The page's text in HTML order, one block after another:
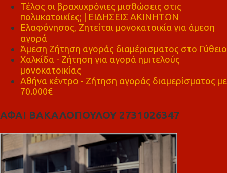
Τέλος οι βραχυχρόνιες μισθώσεις στις
πολυκατοικίες; | ΕΙΔΗΣΕΙΣ ΑΚΙΝΗΤΩΝ
Ελαφόνησος, Ζητείται μονοκατοικία για άμεση
αγορά
Άμεση Ζήτηση αγοράς διαμέρισματος στο Γύθειο
Χαλκίδα - Ζήτηση για αγορά ημιτελούς
μονοκατοικίας
Αθήνα κέντρο - Ζήτηση αγοράς διαμερίσματος με
70.000€
ΑΦΑΙ ΒΑΚΑΛΟΠΟΥΛΟΥ 2731026347